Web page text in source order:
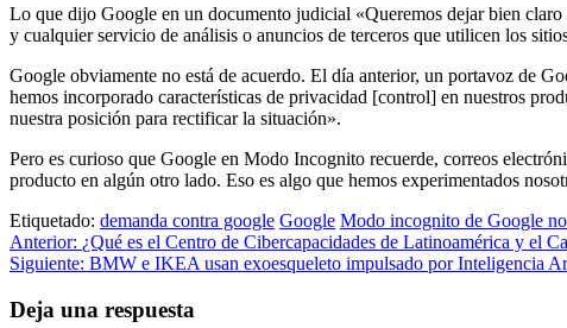
Lo que dijo Google en un documento judicial «Queremos dejar bien
y cualquier servicio de análisis o anuncios de terceros que utilicen los
Google obviamente no está de acuerdo. El día anterior, un portavoz de
hemos incorporado características de privacidad [control] en nuestros
nuestra posición para rectificar la situación».
Pero es curioso que Google en Modo Incognito recuerde, correos
producto en algún otro lado. Eso es algo que hemos experimentados
Etiquetado: demanda contra google Google Modo incognito de Google
Navegación
de
entradas
Anterior: ¿Qué es el Centro de Cibercapacidades de Latinoamérica y el
Siguiente: BMW e IKEA usan exoesqueleto impulsado por Inteligencia
Deja una respuesta